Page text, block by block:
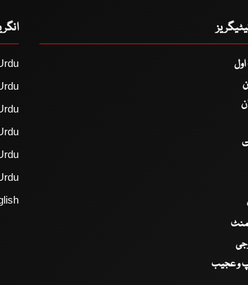
و عجیب